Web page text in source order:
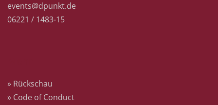
events@dpunkt.de
06221 / 1483-15
» Rückschau
» Code of Conduct